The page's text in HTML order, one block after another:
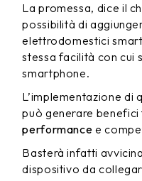
La promessa, dice il
possibilità di
elettrodomestici
stessa facilità con cui
smartphone.
L’implementazione di
può generare benefici
performance e
Basterà infatti
dispositivo da